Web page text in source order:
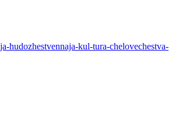
hudozhestvennaja-kul-tura-chelovechestva-